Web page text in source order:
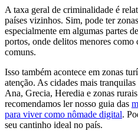
A taxa geral de criminalidade é
países vizinhos. Sim, pode ter
especialmente em algumas partes
portos, onde delitos menores como
comuns.
Isso também acontece em zonas
atenção. As cidades mais
Ana, Grecia, Heredia e zonas
recomendamos ler nosso guia das
para viver como nômade digital.
seu cantinho ideal no país.